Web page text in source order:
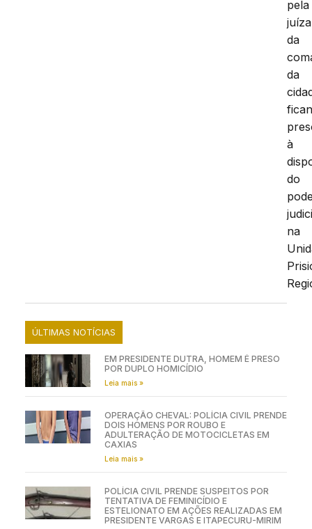
pela
juíza
da
da
à
do
na
ÚLTIMAS NOTÍCIAS
EM PRESIDENTE DUTRA, HOMEM É PRESO
POR DUPLO HOMICÍDIO
Leia mais »
OPERAÇÃO CHEVAL: POLÍCIA CIVIL PRENDE
DOIS HOMENS POR ROUBO E
ADULTERAÇÃO DE MOTOCICLETAS EM
CAXIAS
Leia mais »
POLÍCIA CIVIL PRENDE SUSPEITOS POR
TENTATIVA DE FEMINICÍDIO E
ESTELIONATO EM AÇÕES REALIZADAS EM
PRESIDENTE VARGAS E ITAPECURU-MIRIM